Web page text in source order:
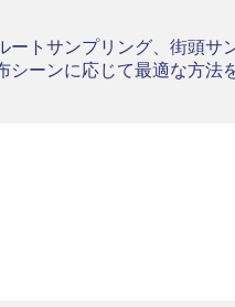
トサンプリング、街頭サ
ーンに応じて最適な方法